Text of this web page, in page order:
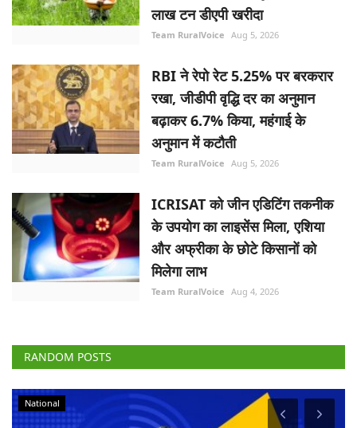
लाख टन डीएपी खरीदा
Team RuralVoice Aug 5, 2026
RBI ने रेपो रेट 5.25% पर बरकरार
रखा, जीडीपी वृद्धि दर का अनुमान
बढ़ाकर 6.7% किया, महंगाई के
अनुमान में कटौती
Team RuralVoice Aug 5, 2026
ICRISAT को जीन एडिटिंग तकनीक
के उपयोग का लाइसेंस मिला, एशिया
और अफ्रीका के छोटे किसानों को
मिलेगा लाभ
Team RuralVoice Aug 4, 2026
RANDOM POSTS
National